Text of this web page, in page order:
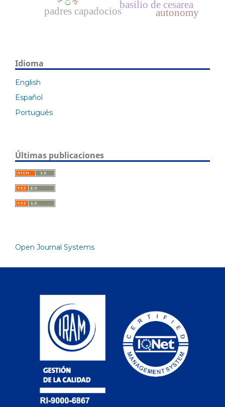
padres capadocios
basilio de cesarea
autonomy
Idioma
English
Español
Português
Últimas publicaciones
Open Journal Systems